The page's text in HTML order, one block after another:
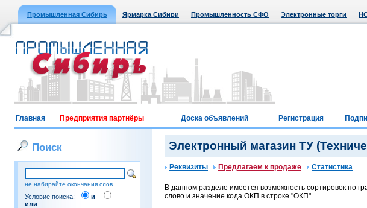
Промышленная Сибирь Ярмарка Сибири Промышленность СФО Электронные торги
Главная Предприятия партнёры Доска объявлений Регистрация
Поиск
не набирайте окончания слов
Условие поиска:
и
или
Электронный магазин ТУ
Реквизиты Предлагаем к продаже Статистика
В данном разделе имеется возможность сортировок по
слово и значение кода ОКП в строке "ОКП".